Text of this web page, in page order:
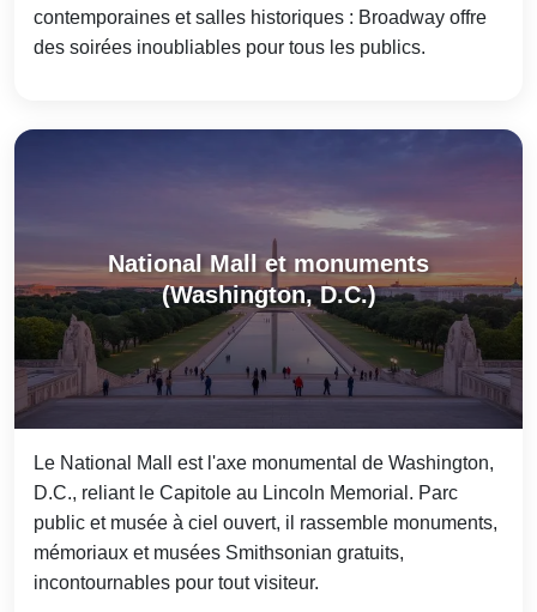
contemporaines et salles historiques : Broadway offre
des soirées inoubliables pour tous les publics.
National Mall et monuments
(Washington, D.C.)
Le National Mall est l'axe monumental de Washington,
D.C., reliant le Capitole au Lincoln Memorial. Parc
public et musée à ciel ouvert, il rassemble monuments,
mémoriaux et musées Smithsonian gratuits,
incontournables pour tout visiteur.